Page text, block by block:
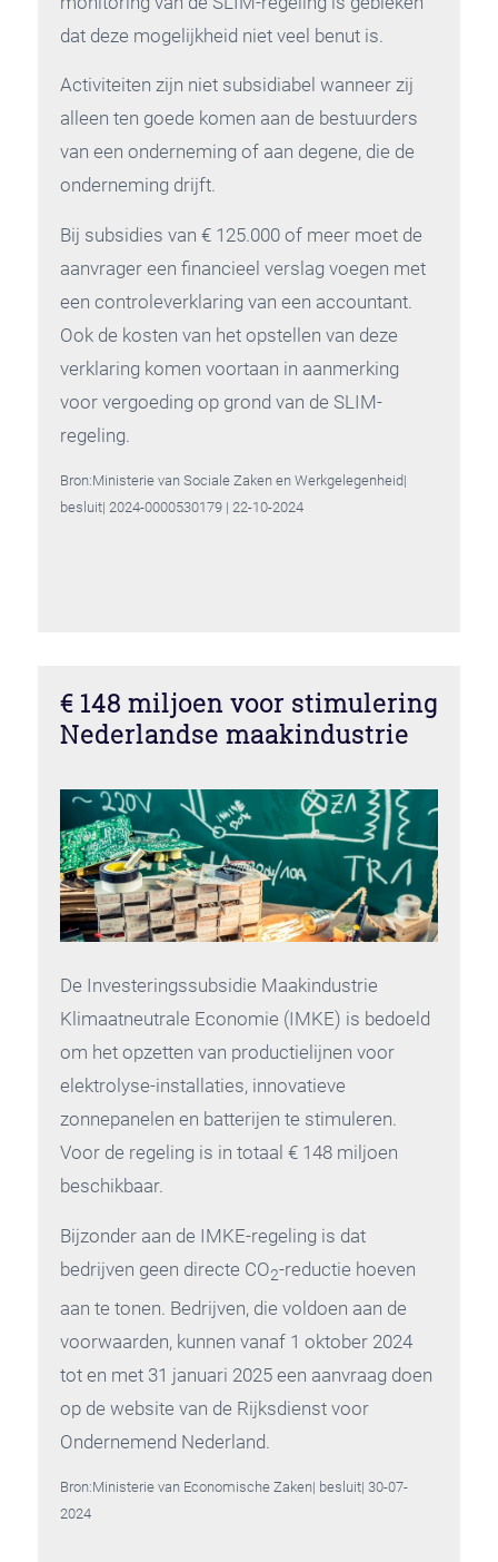
dat deze mogelijkheid niet veel benut is.
Activiteiten zijn niet subsidiabel wanneer zij
alleen ten goede komen aan de bestuurders
van een onderneming of aan degene, die de
onderneming drijft.
Bij subsidies van € 125.000 of meer moet de
aanvrager een financieel verslag voegen met
een controleverklaring van een accountant.
Ook de kosten van het opstellen van deze
verklaring komen voortaan in aanmerking
voor vergoeding op grond van de SLIM-
regeling.
Bron:Ministerie van Sociale Zaken en Werkgelegenheid|
besluit| 2024-0000530179 | 22-10-2024
€ 148 miljoen voor stimulering
Nederlandse maakindustrie
De Investeringssubsidie Maakindustrie
Klimaatneutrale Economie (IMKE) is bedoeld
om het opzetten van productielijnen voor
elektrolyse-installaties, innovatieve
zonnepanelen en batterijen te stimuleren.
Voor de regeling is in totaal € 148 miljoen
beschikbaar.
Bijzonder aan de IMKE-regeling is dat
bedrijven geen directe CO2-reductie hoeven
aan te tonen. Bedrijven, die voldoen aan de
voorwaarden, kunnen vanaf 1 oktober 2024
tot en met 31 januari 2025 een aanvraag doen
op de website van de Rijksdienst voor
Ondernemend Nederland.
Bron:Ministerie van Economische Zaken| besluit| 30-07-
2024